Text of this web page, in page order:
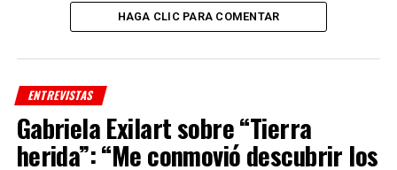
HAGA CLIC PARA COMENTAR
ENTREVISTAS
Gabriela Exilart sobre “Tierra
herida”: “Me conmovió descubrir los